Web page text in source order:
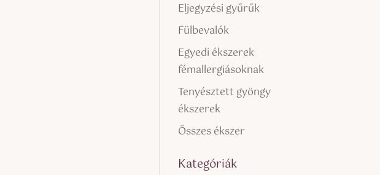
Eljegyzési gyűrűk
Fülbevalók
Egyedi ékszerek
fémallergiásoknak
Tenyésztett gyöngy
ékszerek
Összes ékszer
Kategóriák